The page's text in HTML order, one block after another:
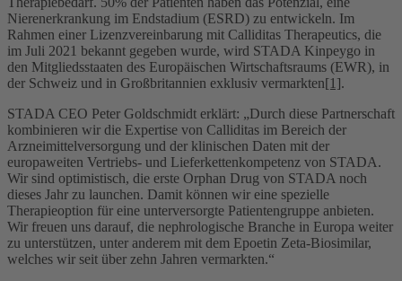
Nierenerkrankung im Endstadium (ESRD) zu entwickeln. Im
Rahmen einer Lizenzvereinbarung mit Calliditas Therapeutics, die
im Juli 2021 bekannt gegeben wurde, wird STADA Kinpeygo in
den Mitgliedsstaaten des Europäischen Wirtschaftsraums (EWR), in
der Schweiz und in Großbritannien exklusiv vermarkten[1].
STADA CEO Peter Goldschmidt erklärt: „Durch diese Partnerschaft
kombinieren wir die Expertise von Calliditas im Bereich der
Arzneimittelversorgung und der klinischen Daten mit der
europaweiten Vertriebs- und Lieferkettenkompetenz von STADA.
Wir sind optimistisch, die erste Orphan Drug von STADA noch
dieses Jahr zu launchen. Damit können wir eine spezielle
Therapieoption für eine unterversorgte Patientengruppe anbieten.
Wir freuen uns darauf, die nephrologische Branche in Europa weiter
zu unterstützen, unter anderem mit dem Epoetin Zeta-Biosimilar,
welches wir seit über zehn Jahren vermarkten.“